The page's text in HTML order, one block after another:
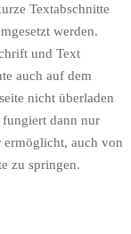
Textabschnitte
werden.
und Text
auch auf dem
nicht überladen
dann nur
ermöglicht, auch von
zu springen.